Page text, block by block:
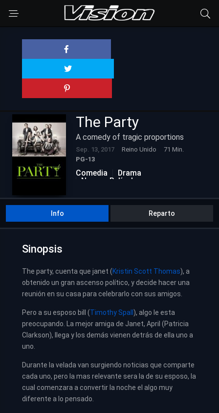
The Party
A comedy of tragic proportions
Sep. 13, 2017 Reino Unido
71 Min.
PG-13
Comedia
Drama
Nuevas Películas
Info Reparto
Sinopsis
The party, cuenta que janet (Kristin Scott Thomas), a
obtenido un gran ascenso político, y decide hacer una
reunión en su casa para celebrarlo con sus amigos.
Pero a su esposo bill (Timothy Spall ), algo le esta
preocupando. La mejor amiga de Janet, April (Patricia
Clarkson), llega y los demás vienen detrás de ella uno a
uno.
Durante la velada van surgiendo noticias que comparte
cada uno, pero la mas relevante sera la de su esposo, la
cual comenzara a convertir la noche el algo muy
diferente a lo pensado.